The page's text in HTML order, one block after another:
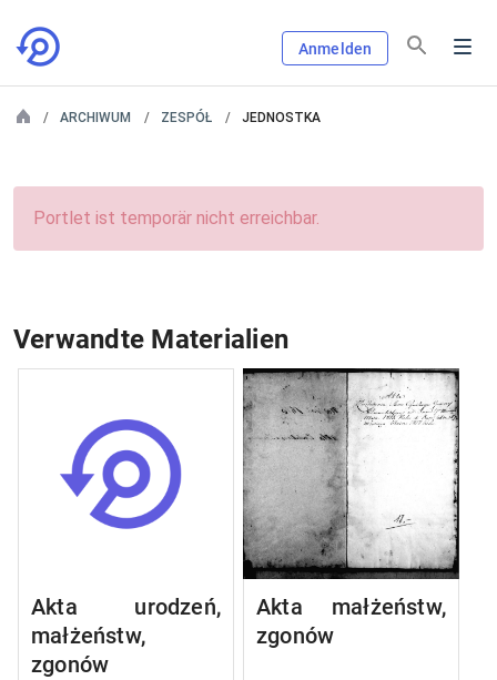
Anmelden
ARCHIWUM ZESPÓŁ JEDNOSTKA
Portlet ist temporär nicht erreichbar.
Verwandte Materialien
Akta urodzeń,
małżeństw,
zgonów
Akta małżeństw,
zgonów